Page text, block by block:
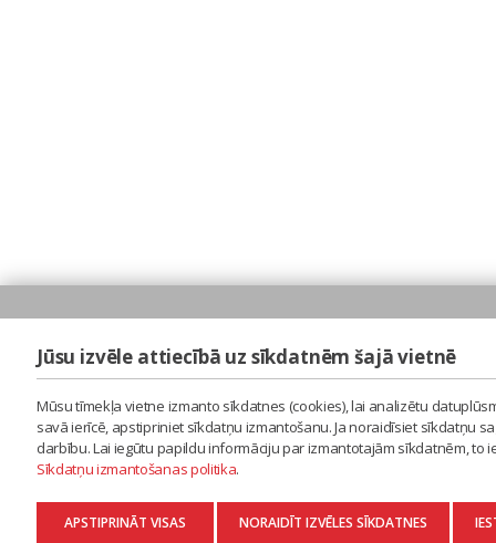
Jūsu izvēle attiecībā uz sīkdatnēm šajā vietnē
Mūsu tīmekļa vietne izmanto sīkdatnes (cookies), lai analizētu
savā ierīcē, apstipriniet sīkdatņu izmantošanu. Ja noraidīsiet sīkdatņu
darbību. Lai iegūtu papildu informāciju par izmantotajām sīkdatnēm,
Sīkdatņu izmantošanas politika.
APSTIPRINĀT VISAS NORAIDĪT IZVĒLES SĪKDATNES